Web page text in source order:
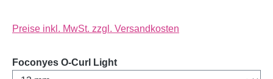
Preise inkl. MwSt. zzgl. Versandkosten
Foconyes O-Curl Lightauswählen